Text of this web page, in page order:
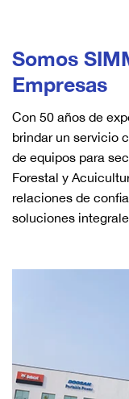
Somos
Empresas
Con 50 años de
brindar un servicio
de equipos para
Forestal y
relaciones de
soluciones